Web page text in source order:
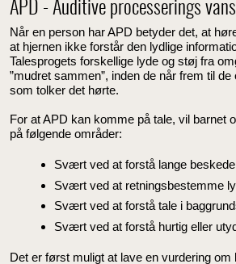
APD - Auditive processerings
Når en person har APD betyder det, at
at hjernen ikke forstår den lydlige
Talesprogets forskellige lyde og støj fra
”mudret sammen”, inden de når frem til de
som tolker det hørte.
For at APD kan komme på tale, vil barnet
på følgende områder:
Svært ved at forstå lange
Svært ved at retningsbestemme
Svært ved at forstå tale i
Svært ved at forstå hurtig eller
Det er først muligt at lave en vurdering om